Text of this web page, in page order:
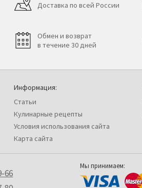
Доставка по всей России
Обмен и возврат
в течение 30 дней
Информация:
Статьи
Кулинарные рецепты
Условия использования сайта
Карта сайта
66
Мы принимаем: